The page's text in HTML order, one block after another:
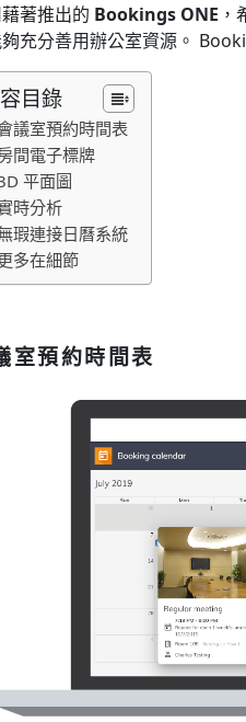
著推出的 Bookings ONE
充分善用辦公室資源。
目錄
議室預約時間表
間電子標牌
平面圖
時分析
瑕連接日曆系統
多在細節
室預約時間表